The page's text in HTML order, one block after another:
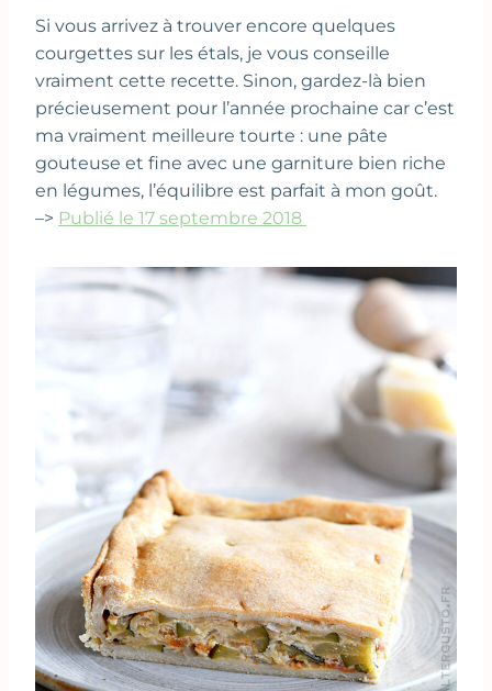
Si vous arrivez à trouver encore quelques
courgettes sur les étals, je vous conseille
vraiment cette recette. Sinon, gardez-là bien
précieusement pour l’année prochaine car c’est
ma vraiment meilleure tourte : une pâte
gouteuse et fine avec une garniture bien riche
en légumes, l’équilibre est parfait à mon goût.
–> Publié le 17 septembre 2018